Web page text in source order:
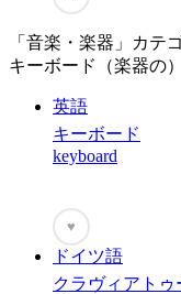
「音楽・楽器」カテ
キーボード（楽器の
英語
キーボード
keyboard
♥
ドイツ語
クラヴィアトゥ